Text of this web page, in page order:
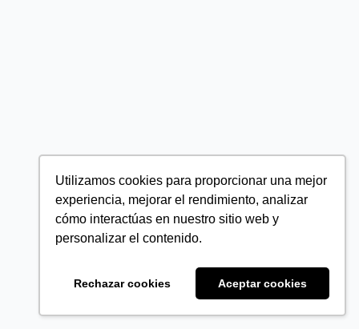
Utilizamos cookies para proporcionar una mejor
experiencia, mejorar el rendimiento, analizar
cómo interactúas en nuestro sitio web y
personalizar el contenido.
Rechazar cookies Aceptar cookies